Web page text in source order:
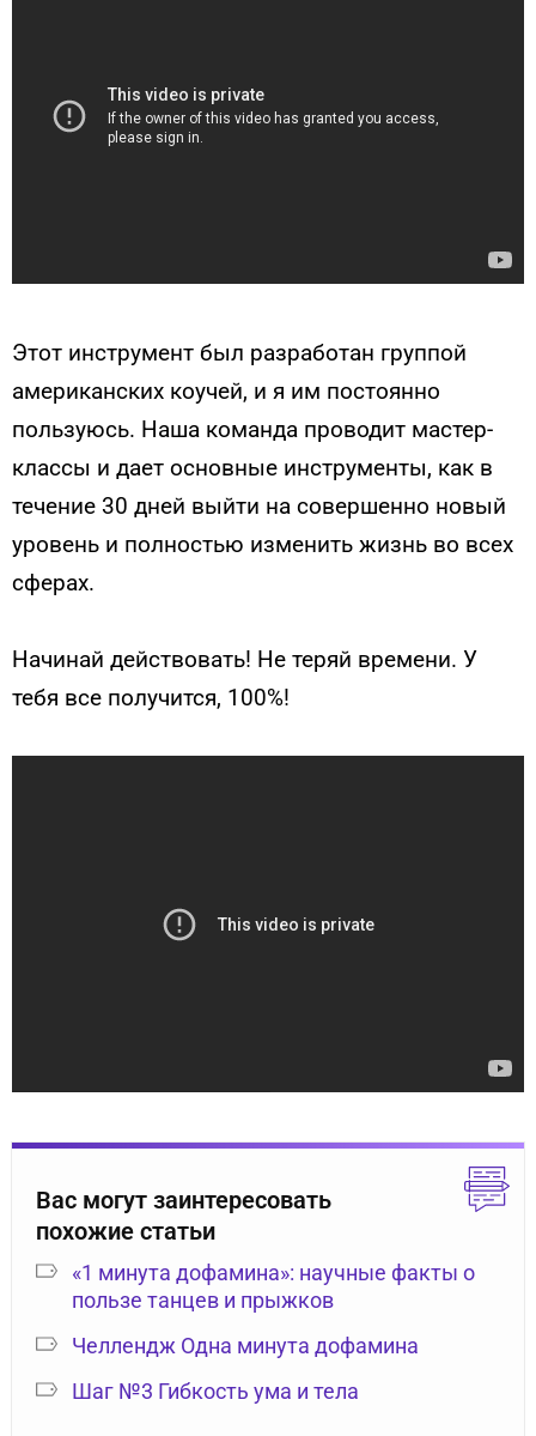
Этот инструмент был разработан группой
американских коучей, и я им постоянно
пользуюсь. Наша команда проводит мастер-
классы и дает основные инструменты, как в
течение 30 дней выйти на совершенно новый
уровень и полностью изменить жизнь во всех
сферах.
Начинай действовать! Не теряй времени. У
тебя все получится, 100%!
Вас могут заинтересовать
похожие статьи
«1 минута дофамина»: научные факты о
пользе танцев и прыжков
Челлендж Одна минута дофамина
Шаг №3 Гибкость ума и тела